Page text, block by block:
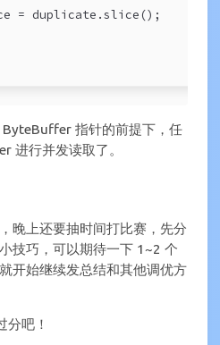
= duplicate.slice();
指针的前提下，任
进行并发读取了。
晚上还要抽时间打比赛，先分
技巧，可以期待一下 1~2 个
开始继续发总结和其他调优方
分吧！